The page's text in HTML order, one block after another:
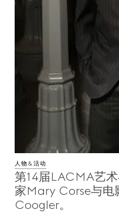
人物&活动
第14届LACMA艺
家Mary Corse与电
Coogler。